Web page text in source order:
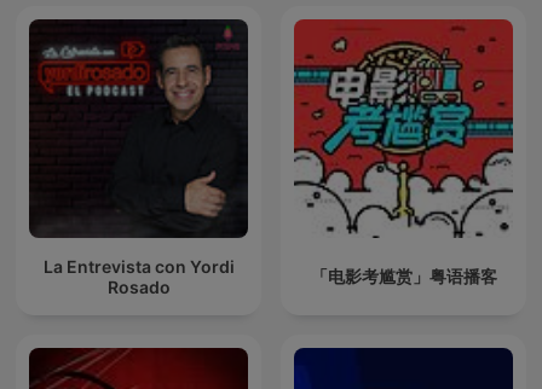
La Entrevista con Yordi
Rosado
「电影考尴赏」粤语播客